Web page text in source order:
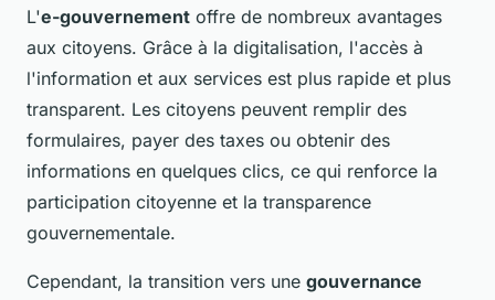
L'e-gouvernement offre de nombreux avantages
aux citoyens. Grâce à la digitalisation, l'accès à
l'information et aux services est plus rapide et plus
transparent. Les citoyens peuvent remplir des
formulaires, payer des taxes ou obtenir des
informations en quelques clics, ce qui renforce la
participation citoyenne et la transparence
gouvernementale.
Cependant, la transition vers une gouvernance